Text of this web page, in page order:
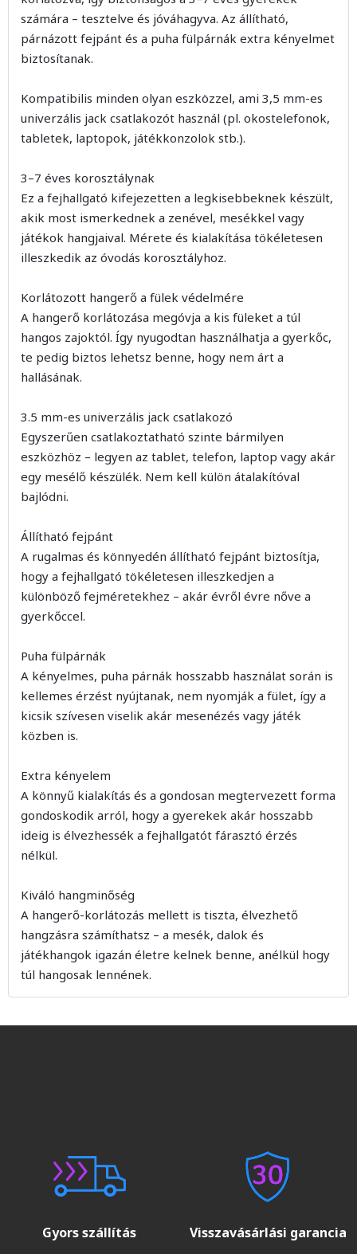
számára – tesztelve és jóváhagyva. Az állítható,
párnázott fejpánt és a puha fülpárnák extra kényelmet
biztosítanak.
Kompatibilis minden olyan eszközzel, ami 3,5 mm-es
univerzális jack csatlakozót használ (pl. okostelefonok,
tabletek, laptopok, játékkonzolok stb.).
3–7 éves korosztálynak
Ez a fejhallgató kifejezetten a legkisebbeknek készült,
akik most ismerkednek a zenével, mesékkel vagy
játékok hangjaival. Mérete és kialakítása tökéletesen
illeszkedik az óvodás korosztályhoz.
Korlátozott hangerő a fülek védelmére
A hangerő korlátozása megóvja a kis füleket a túl
hangos zajoktól. Így nyugodtan használhatja a gyerkőc,
te pedig biztos lehetsz benne, hogy nem árt a
hallásának.
3.5 mm-es univerzális jack csatlakozó
Egyszerűen csatlakoztatható szinte bármilyen
eszközhöz – legyen az tablet, telefon, laptop vagy akár
egy mesélő készülék. Nem kell külön átalakítóval
bajlódni.
Állítható fejpánt
A rugalmas és könnyedén állítható fejpánt biztosítja,
hogy a fejhallgató tökéletesen illeszkedjen a
különböző fejméretekhez – akár évről évre nőve a
gyerkőccel.
Puha fülpárnák
A kényelmes, puha párnák hosszabb használat során is
kellemes érzést nyújtanak, nem nyomják a fület, így a
kicsik szívesen viselik akár mesenézés vagy játék
közben is.
Extra kényelem
A könnyű kialakítás és a gondosan megtervezett forma
gondoskodik arról, hogy a gyerekek akár hosszabb
ideig is élvezhessék a fejhallgatót fárasztó érzés
nélkül.
Kiváló hangminőség
A hangerő-korlátozás mellett is tiszta, élvezhető
hangzásra számíthatsz – a mesék, dalok és
játékhangok igazán életre kelnek benne, anélkül hogy
túl hangosak lennének.
Gyors szállítás Visszavásárlási garancia